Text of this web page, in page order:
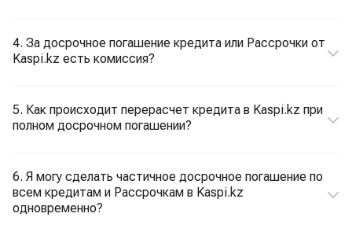
4. За досрочное погашение кредита или Рассрочки от
Kaspi.kz есть комиссия?
5. Как происходит перерасчет кредита в Kaspi.kz при
полном досрочном погашении?
6. Я могу сделать частичное досрочное погашение по
всем кредитам и Рассрочкам в Kaspi.kz
одновременно?